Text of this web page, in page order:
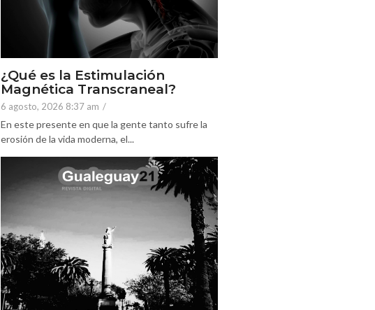
¿Qué es la Estimulación
Magnética Transcraneal?
6 agosto, 2026 8:37 am /
En este presente en que la gente tanto sufre la
erosión de la vida moderna, el...